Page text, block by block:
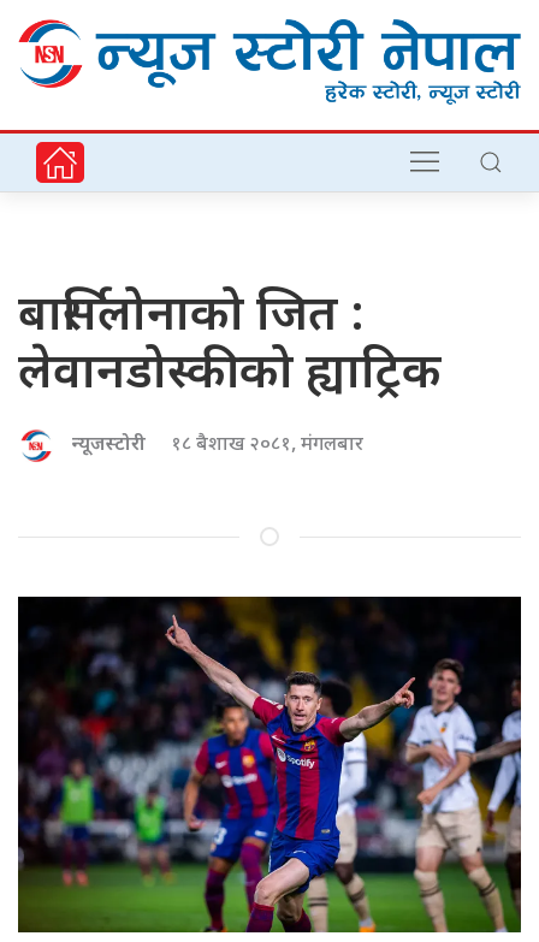
बार्सिलोनाको जित :
लेवानडोस्कीको ह्याट्रिक
न्यूजस्टोरी १८ बैशाख २०८१, मंगलबार